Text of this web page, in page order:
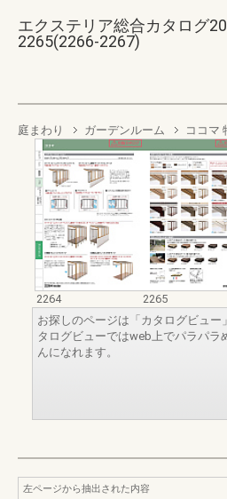
エクステリア総合カタログ
2265(2266-2267)
庭まわり ガーデンルーム ココマ
2264
2265
お探しのページは「カタログビュー
タログビューではweb上でパラパラ
んになれます。
左ページから抽出された内容